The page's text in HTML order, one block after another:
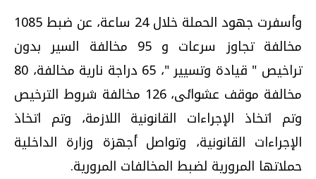
وأسفرت جهود الحملة خلال 24 ساعة، عن ضبط 1085
مخالفة تجاوز سرعات و 95 مخالفة السير بدون
تراخيص " قيادة وتسيير "، 65 دراجة نارية مخالفة، 80
مخالفة موقف عشوائى، 126 مخالفة شروط الترخيص
وتم اتخاذ الإجراءات القانونية اللازمة، وتم اتخاذ
الإجراءات القانونية، وتواصل أجهزة وزارة الداخلية
حملاتها المرورية لضبط المخالفات المرورية.